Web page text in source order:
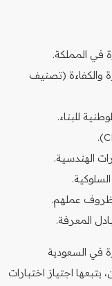
في المملكة.
والكفاءة (تصنيف
للبناء.
الهندسية.
ظروف عملهم.
المعرفة.
في السعودية
اجتياز اختبارات